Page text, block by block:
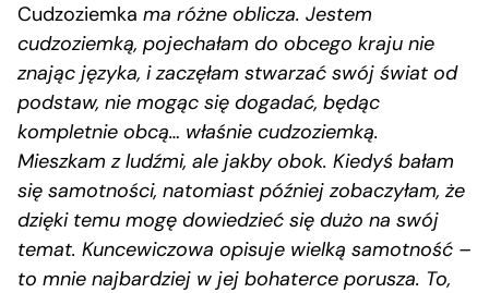
Cudzoziemka ma różne oblicza. Jestem
cudzoziemką, pojechałam do obcego kraju nie
znając języka, i zaczęłam stwarzać swój świat od
podstaw, nie mogąc się dogadać, będąc
kompletnie obcą… właśnie cudzoziemką.
Mieszkam z ludźmi, ale jakby obok. Kiedyś bałam
się samotności, natomiast później zobaczyłam, że
dzięki temu mogę dowiedzieć się dużo na swój
temat. Kuncewiczowa opisuje wielką samotność –
to mnie najbardziej w jej bohaterce porusza. To,